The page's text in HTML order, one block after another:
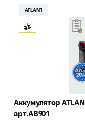
ATLANT
Аккумулятор
арт.AB901